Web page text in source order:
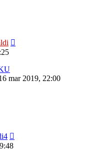
mar 2019, 22:00